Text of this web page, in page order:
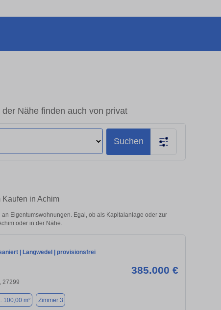
Nähe finden auch von privat
Suchen
Kaufen in Achim
Eigentumswohnungen. Egal, ob als Kapitalanlage oder zur
oder in der Nähe.
saniert | Langwedel | provisionsfrei
385.000 €
27299
100,00 m² Zimmer 3